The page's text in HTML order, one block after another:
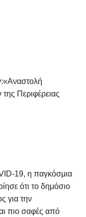
Περιφέρειας
19, η παγκόσμια
ότι το δημόσιο
για την
πιο σαφές από